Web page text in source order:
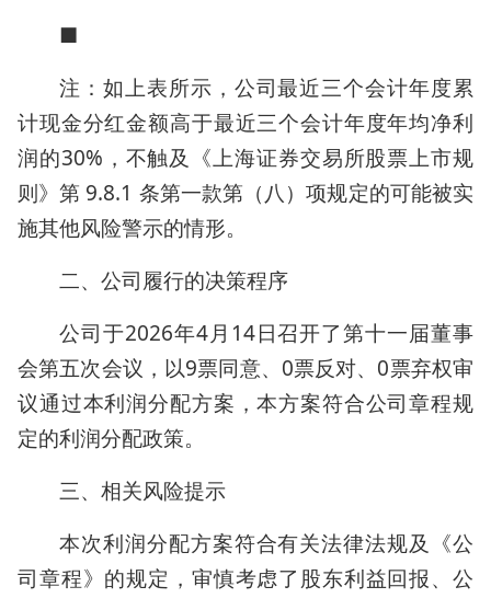
■
注：如上表所示，公司最近三个会计年度累
计现金分红金额高于最近三个会计年度年均净利
润的30%，不触及《上海证券交易所股票上市规
则》第 9.8.1 条第一款第（八）项规定的可能被实
施其他风险警示的情形。
二、公司履行的决策程序
公司于2026年4月14日召开了第十一届董事
会第五次会议，以9票同意、0票反对、0票弃权审
议通过本利润分配方案，本方案符合公司章程规
定的利润分配政策。
三、相关风险提示
本次利润分配方案符合有关法律法规及《公
司章程》的规定，审慎考虑了股东利益回报、公